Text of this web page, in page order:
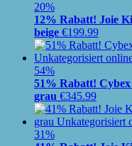
20%
12% Rabatt! Joie
beige €199.99
54%
51% Rabatt!
grau €345.99
31%